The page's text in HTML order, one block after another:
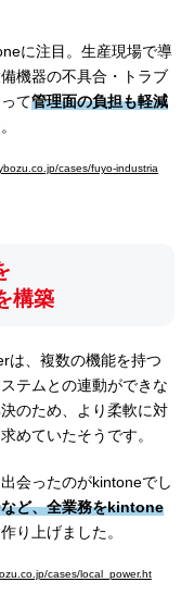
に注目。生産現場で導
機器の不具合・トラブ
て管理面の負担も軽減
cases/fuyo-industria
構築
は、複数の機能を持つ
テムとの連動ができな
のため、より柔軟に対
めていたそうです。
会ったのがkintoneでし
ど、全業務をkintone
り上げました。
cases/local_power.ht